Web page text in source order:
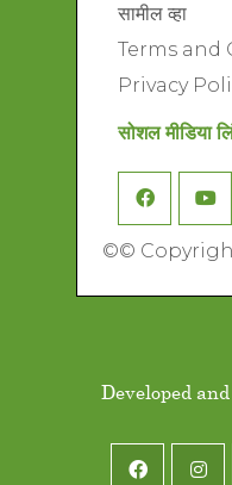
सामील व्हा
Terms and
Privacy
सोशल मीडिया
©©
Developed